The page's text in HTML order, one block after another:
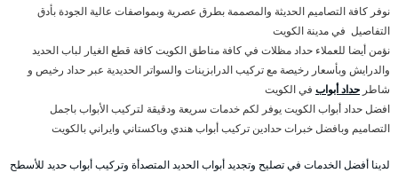
نوفر كافة التصاميم الحديثة والمصممة بطرق عصرية وبمواصفات عالية الجودة بأدق
التفاصيل في مدينة الكويت
نؤمن أيضا للعملاء حداد مظلات في كافة مناطق الكويت كافة قطع الغيار لباب الحديد
والدرايش وبأسعار رخيصة مع تركيب الدرابزينات والسواتر الحديدية عبر حداد رخيص و
شاطر حداد أبواب في الكويت
افضل حداد أبواب الكويت يوفر لكم خدمات سريعة ودقيقة لتركيب الأبواب باجمل
التصاميم وبافضل خبرات حدادين تركيب أبواب هندي وباكستاني وايراني بالكويت
لدينا أفضل الخدمات في تصليح وتجديد أبواب الحديد المتصدأة وتركيب أبواب حديد للأسطح